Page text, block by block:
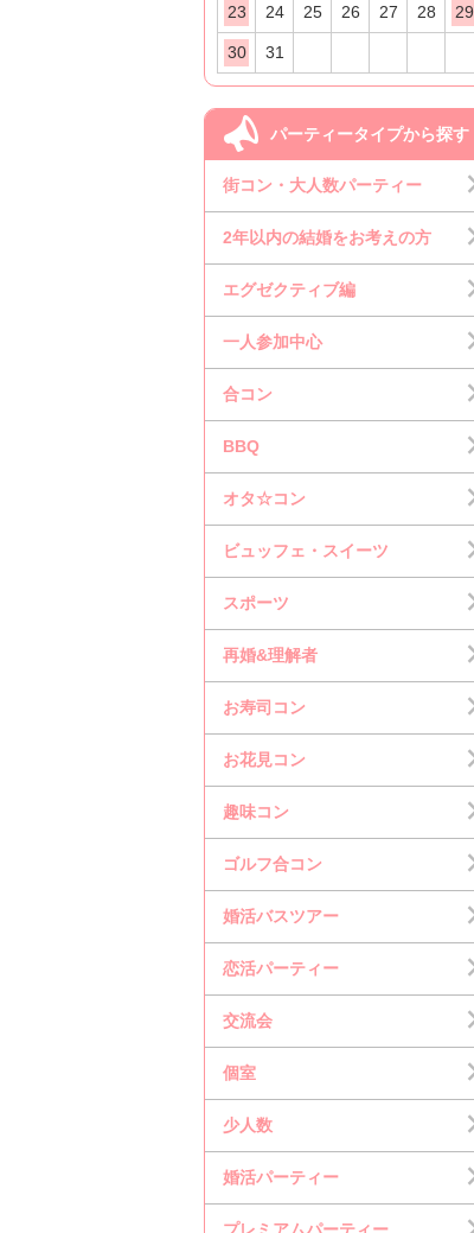
23 24 25 26 27 28 29
30 31
パーティータイプから探す
街コン・大人数パーティー
2年以内の結婚をお考えの方
エグゼクティブ編
一人参加中心
合コン
BBQ
オタ☆コン
ビュッフェ・スイーツ
スポーツ
再婚&理解者
お寿司コン
お花見コン
趣味コン
ゴルフ合コン
婚活バスツアー
恋活パーティー
交流会
個室
少人数
婚活パーティー